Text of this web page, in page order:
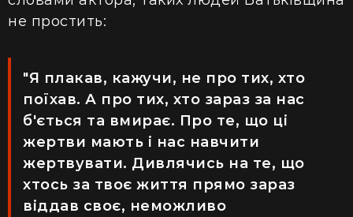
не простить:
"Я плакав, кажучи, не про тих, хто
поїхав. А про тих, хто зараз за нас
б'ється та вмирає. Про те, що ці
жертви мають і нас навчити
жертвувати. Дивлячись на те, що
хтось за твоє життя прямо зараз
віддав своє, неможливо